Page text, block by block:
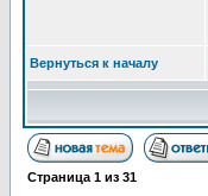
Вернуться к началу
Страница 1 из 31